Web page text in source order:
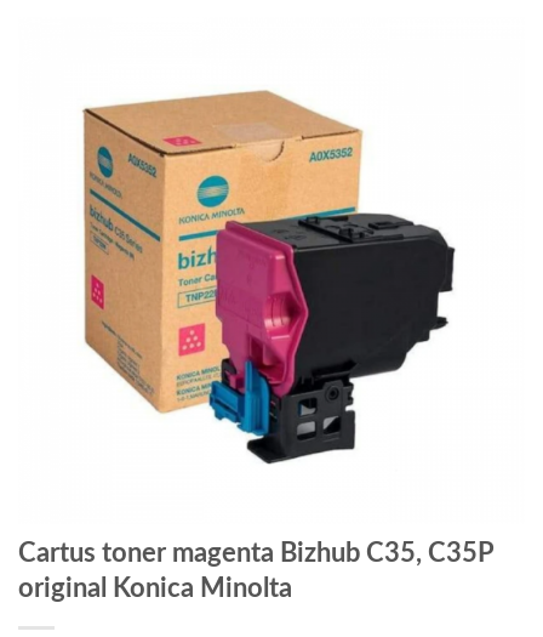
Cartus toner magenta Bizhub C35, C35P
original Konica Minolta